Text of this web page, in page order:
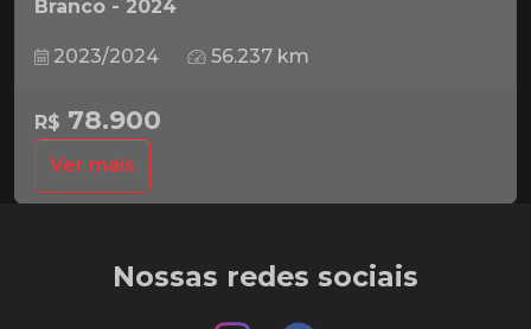
Branco - 2024
2023/2024 56.237 km
R$ 78.900
Ver mais
Nossas redes sociais